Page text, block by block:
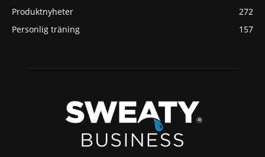
Produktnyheter
272
Personlig träning
157